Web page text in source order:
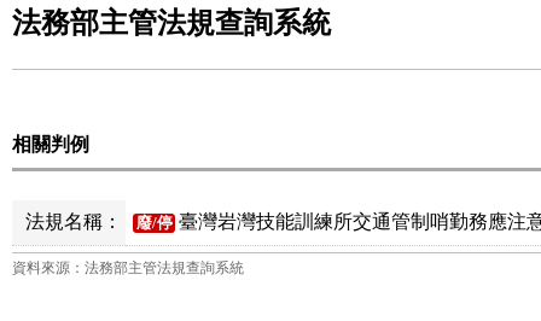
法務部主管法規查詢系統
相關判例
法規名稱： 廢/停 臺灣岩灣技能訓練所交通管制哨勤務應注
資料來源：法務部主管法規查詢系統